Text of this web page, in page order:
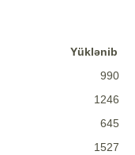
Yüklənib
990
1246
645
1527